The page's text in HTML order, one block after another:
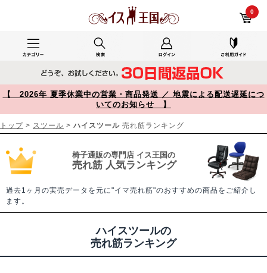
0
【 2026年 夏季休業中の営業・商品発送 ／ 地震による配送遅延につ
いてのお知らせ 】
トップ > スツール > ハイスツール 売れ筋ランキング
椅子通販の専門店 イス王国の
売れ筋 人気ランキング
過去1ヶ月の実売データを元に"イマ売れ筋"のおすすめの商品をご紹介し
ます。
ハイスツールの
売れ筋ランキング